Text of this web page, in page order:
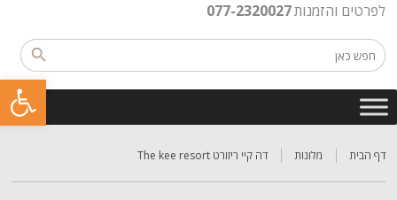
פתח סרגל נגישות
לפרטים והזמנות077-2320027
דף הבית מלונות דה קיי ריזורט The kee resort